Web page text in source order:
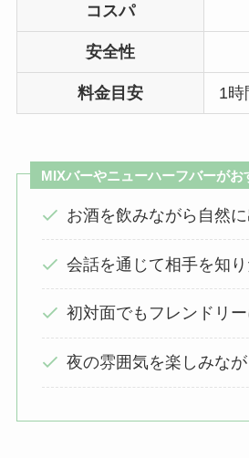
コスパ
安全性
料金目安 1時
MIXバーやニューハーフバーがお
お酒を飲みながら自然
会話を通じて相手を知り
初対面でもフレンドリ
夜の雰囲気を楽しみな